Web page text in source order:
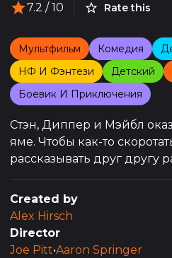
7.2 / 10 Rate this
Мультфильм Комедия
НФ И Фэнтези
Детский
Боевик И Приключения
Стэн, Диппер и Мэйбл
яме. Чтобы как-то
рассказывать друг другу
Created by
Alex Hirsch
Director
Joe Pitt•Aaron Springer